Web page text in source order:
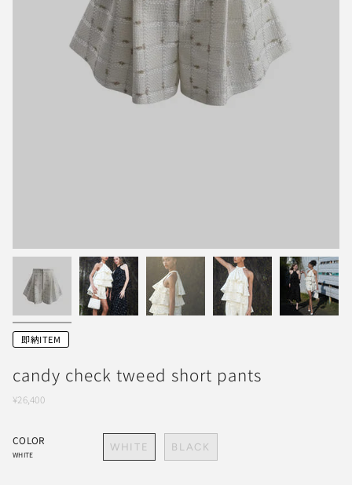
即納ITEM
candy check tweed short pants
¥26,400
COLOR
WHITE
WHITE BLACK